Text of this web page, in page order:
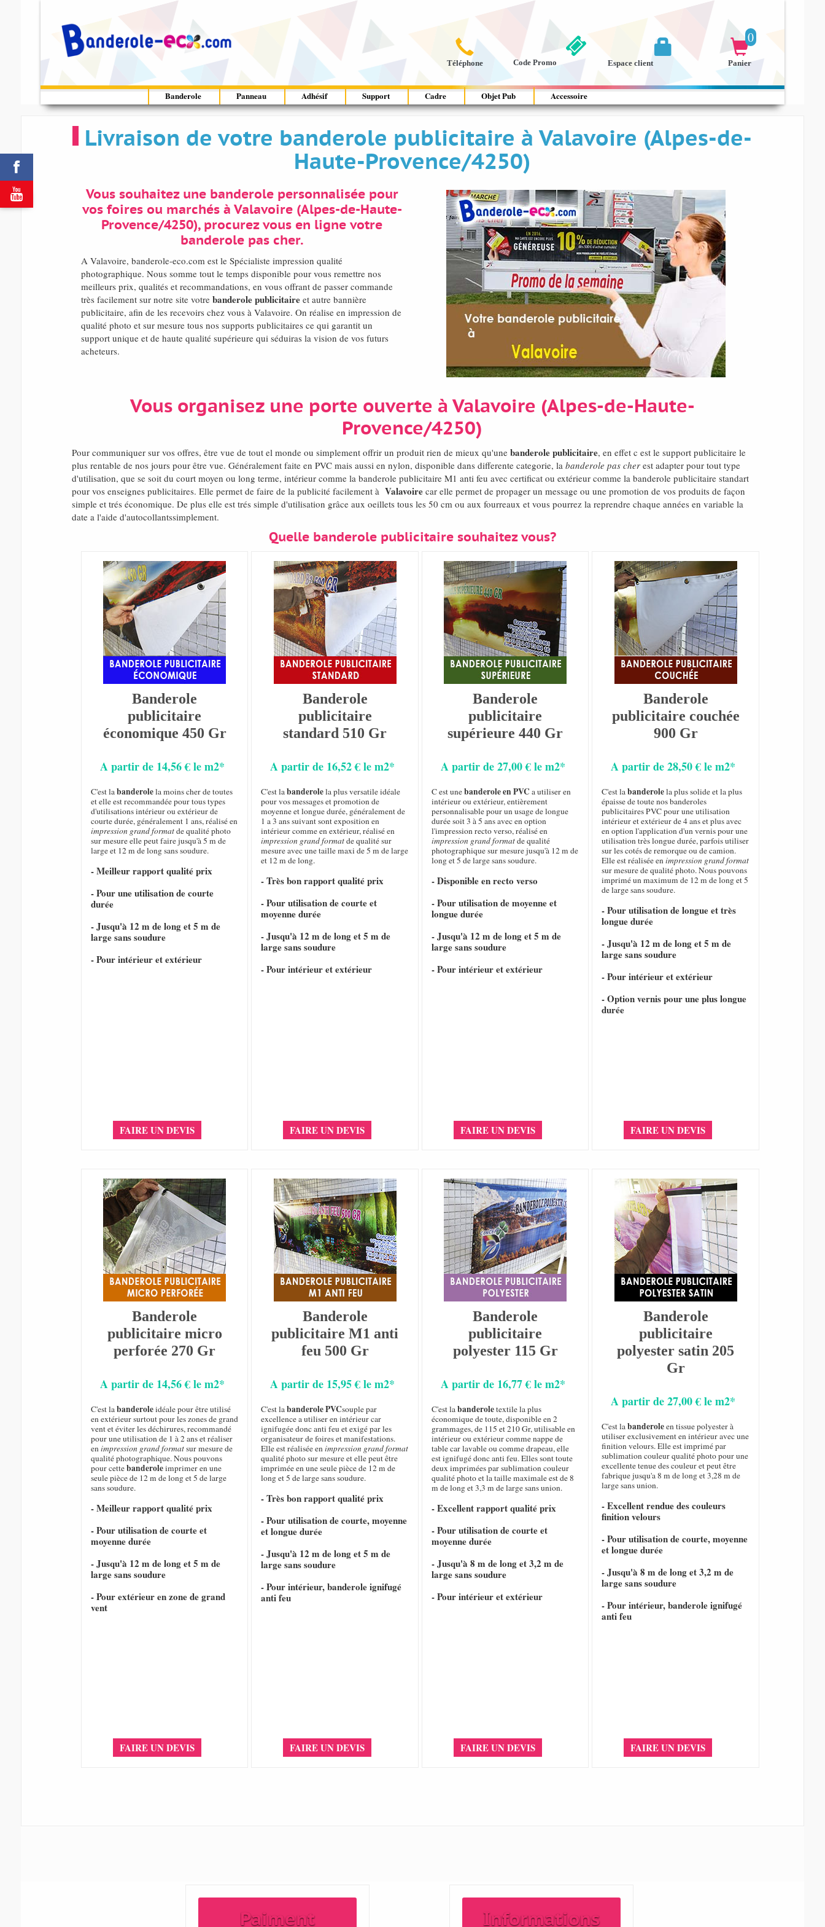



Téléphone
0

Panier

Espace client
Code Promo
Banderole Panneau Adhésif Support Cadre Objet Pub Accessoire
Livraison de votre banderole publicitaire à Valavoire (Alpes-de-
Haute-Provence/4250)
Vous souhaitez une banderole personnalisée pour
vos foires ou marchés à Valavoire (Alpes-de-Haute-
Provence/4250), procurez vous en ligne votre
banderole pas cher.
A Valavoire, banderole-eco.com est le Spécialiste impression qualité
photographique. Nous somme tout le temps disponible pour vous remettre nos
meilleurs prix, qualités et recommandations, en vous offrant de passer commande
très facilement sur notre site votre banderole publicitaireet autre bannière
publicitaire, afin de les recevoirs chez vous à Valavoire. On réalise en impression de
qualité photo et sur mesure tous nos supports publicitaires ce qui garantit un
support unique et de haute qualité supérieure qui séduiras la vision de vos futurs
acheteurs.
Vous organisez une porte ouverte à Valavoire (Alpes-de-Haute-
Provence/4250)
Pour communiquer sur vos offres, être vue de tout el monde ou simplement offrir un produit rien de mieux qu'une banderole publicitaire, en effet c est le support publicitaire le
plus rentable de nos jours pour être vue. Généralement faite en PVC mais aussi en nylon, disponible dans differente categorie, la banderole pas cherest adapter pour tout type
d'utilisation, que se soit du court moyen ou long terme, intérieur comme la banderole publicitaire M1 anti feu avec certificat ou extérieur comme la banderole publicitaire standart
pour vos enseignes publicitaires. Elle permet de faire de la publicité facilement à Valavoirecar elle permet de propager un message ou une promotion de vos produits de façon
simple et trés économique. De plus elle est trés simple d'utilisation grâce aux oeillets tous les 50 cm ou aux fourreaux et vous pourrez la reprendre chaque années en variable la
date a l'aide d'autocollantssimplement.
Quelle banderole publicitaire souhaitez vous?
Banderole
publicitaire
économique 450 Gr
A partir de 14,56 € le m2*
C'est labanderolela moins cher de toutes
et elle est recommandée pour tous types
d'utilisations intérieur ou extérieur de
courte durée, généralement 1 ans, réalisé en
impression grand formatde qualité photo
sur mesure elle peut faire jusqu'à 5 m de
large et 12 m de long sans soudure.
- Meilleur rapport qualité prix
- Pour une utilisation de courte
durée
- Jusqu'à 12 m de long et 5 m de
large sans soudure
- Pour intérieur et extérieur
FAIRE UN DEVIS
Banderole
publicitaire
standard 510 Gr
A partir de 16,52 € le m2*
C'est labanderolela plus versatile idéale
pour vos messages et promotion de
moyenne et longue durée, généralement de
1 a 3 ans suivant sont exposition en
intérieur comme en extérieur, réalisé en
impression grand formatde qualité sur
mesure avec une taille maxi de 5 m de large
et 12 m de long.
- Très bon rapport qualité prix
- Pour utilisation de courte et
moyenne durée
- Jusqu'à 12 m de long et 5 m de
large sans soudure
- Pour intérieur et extérieur
FAIRE UN DEVIS
Banderole
publicitaire
supérieure 440 Gr
A partir de 27,00 € le m2*
C est unebanderole en PVC a utiliser en
intérieur ou extérieur, entièrement
personnalisable pour un usage de longue
durée soit 3 à 5 ans avec en option
l'impression recto verso, réalisé en
impression grand formatde qualité
photographique sur mesure jusqu'à 12 m de
long et 5 de large sans soudure.
- Disponible en recto verso
- Pour utilisation de moyenne et
longue durée
- Jusqu'à 12 m de long et 5 m de
large sans soudure
- Pour intérieur et extérieur
FAIRE UN DEVIS
Banderole
publicitaire couchée
900 Gr
A partir de 28,50 € le m2*
C'est labanderolela plus solide et la plus
épaisse de toute nos banderoles
publicitaires PVC pour une utilisation
intérieur et extérieur de 4 ans et plus avec
en option l'application d'un vernis pour une
utilisation très longue durée, parfois utiliser
sur les cotés de remorque ou de camion.
Elle est réalisée enimpression grand format
sur mesure de qualité photo. Nous pouvons
imprimé un maximum de 12 m de long et 5
de large sans soudure.
- Pour utilisation de longue et très
longue durée
- Jusqu'à 12 m de long et 5 m de
large sans soudure
- Pour intérieur et extérieur
- Option vernis pour une plus longue
durée
FAIRE UN DEVIS
Banderole
publicitaire micro
perforée 270 Gr
A partir de 14,56 € le m2*
C'est labanderoleidéale pour être utilisé
en extérieur surtout pour les zones de grand
vent et éviter les déchirures, recommandé
pour une utilisation de 1 à 2 ans et réaliser
enimpression grand formatsur mesure de
qualité photographique. Nous pouvons
pour cettebanderoleimprimer en une
seule pièce de 12 m de long et 5 de large
sans soudure.
- Meilleur rapport qualité prix
- Pour utilisation de courte et
moyenne durée
- Jusqu'à 12 m de long et 5 m de
large sans soudure
- Pour extérieur en zone de grand
vent
FAIRE UN DEVIS
Banderole
publicitaire M1 anti
feu 500 Gr
A partir de 15,95 € le m2*
C'est labanderole PVCsouple par
excellence a utiliser en intérieur car
ignifugée donc anti feu et exigé par les
organisateur de foires et manifestations.
Elle est réalisée enimpression grand format
qualité photo sur mesure et elle peut être
imprimée en une seule pièce de 12 m de
long et 5 de large sans soudure.
- Très bon rapport qualité prix
- Pour utilisation de courte, moyenne
et longue durée
- Jusqu'à 12 m de long et 5 m de
large sans soudure
- Pour intérieur, banderole ignifugé
anti feu
FAIRE UN DEVIS
Banderole
publicitaire
polyester 115 Gr
A partir de 16,77 € le m2*
C'est labanderoletextile la plus
économique de toute, disponible en 2
grammages, de 115 et 210 Gr, utilisable en
intérieur ou extérieur comme nappe de
table car lavable ou comme drapeau, elle
est ignifugé donc anti feu. Elles sont toute
deux imprimées par sublimation couleur
qualité photo et la taille maximale est de 8
m de long et 3,3 m de large sans union.
- Excellent rapport qualité prix
- Pour utilisation de courte et
moyenne durée
- Jusqu'à 8 m de long et 3,2 m de
large sans soudure
- Pour intérieur et extérieur
FAIRE UN DEVIS
Banderole
publicitaire
polyester satin 205
Gr
A partir de 27,00 € le m2*
C'est labanderoleen tissue polyester à
utiliser exclusivement en intérieur avec une
finition velours. Elle est imprimé par
sublimation couleur qualité photo pour une
excellente tenue des couleur et peut être
fabrique jusqu'a 8 m de long et 3,28 m de
large sans union.
- Excellent rendue des couleurs
finition velours
- Pour utilisation de courte, moyenne
et longue durée
- Jusqu'à 8 m de long et 3,2 m de
large sans soudure
- Pour intérieur, banderole ignifugé
anti feu
FAIRE UN DEVIS
Paiment Informations